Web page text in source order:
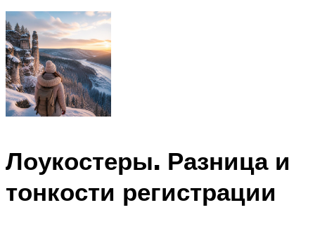
Лоукостеры. Разница и
тонкости регистрации